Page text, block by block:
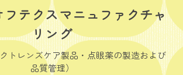
テクスマニュファクチャ
リング
トレンズケア製品・点眼薬の製造および
品質管理）